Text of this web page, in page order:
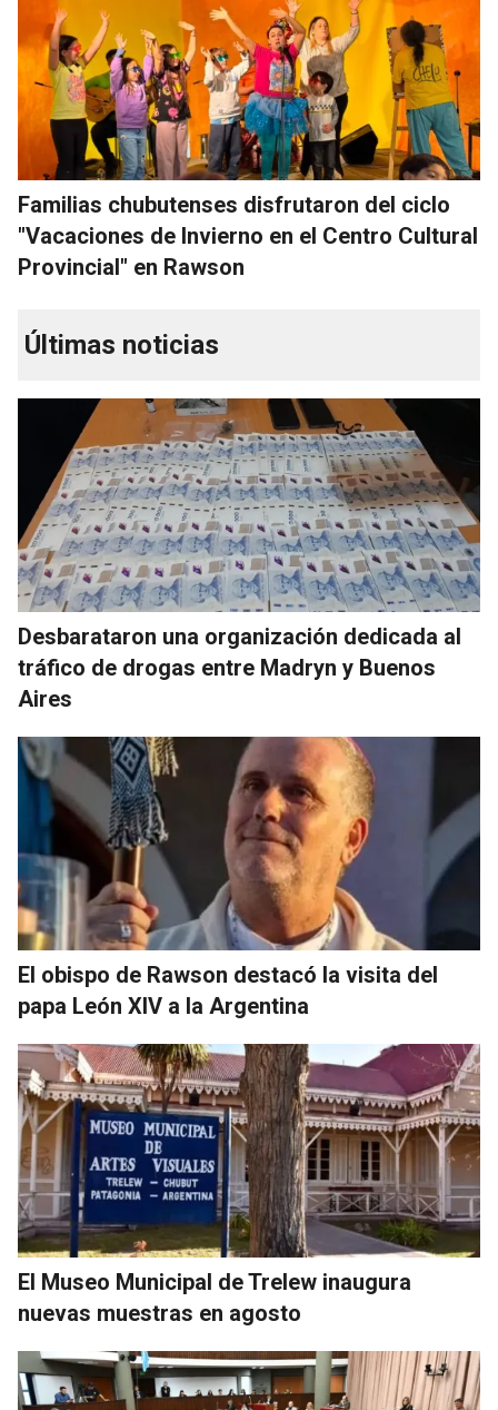
Familias chubutenses disfrutaron del ciclo
"Vacaciones de Invierno en el Centro Cultural
Provincial" en Rawson
Últimas noticias
Desbarataron una organización dedicada al
tráfico de drogas entre Madryn y Buenos
Aires
El obispo de Rawson destacó la visita del
papa León XIV a la Argentina
El Museo Municipal de Trelew inaugura
nuevas muestras en agosto